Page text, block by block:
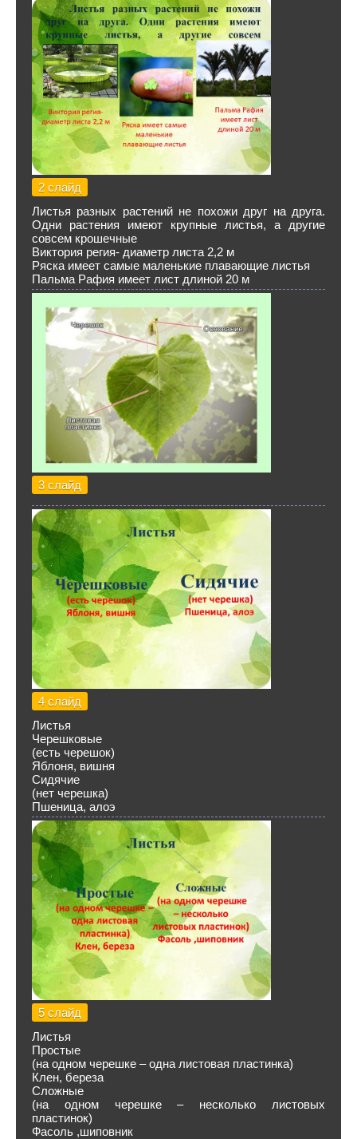
2 слайд
Листья разных растений не похожи друг на друга.
Одни растения имеют крупные листья, а другие
совсем крошечные
Виктория регия- диаметр листа 2,2 м
Ряска имеет самые маленькие плавающие листья
Пальма Рафия имеет лист длиной 20 м
3 слайд
4 слайд
Листья
Черешковые
(есть черешок)
Яблоня, вишня
Сидячие
(нет черешка)
Пшеница, алоэ
5 слайд
Листья
Простые
(на одном черешке – одна листовая пластинка)
Клен, береза
Сложные
(на одном черешке – несколько листовых
пластинок)
Фасоль ,шиповник